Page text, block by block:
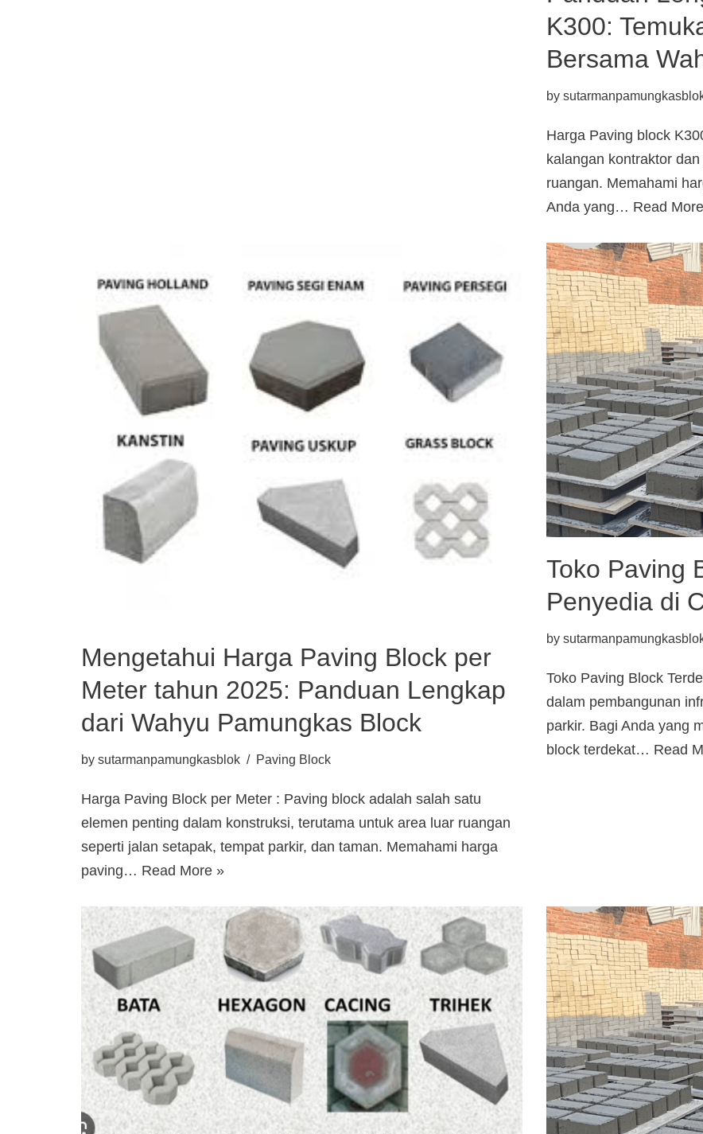
K300:
Bersama
by
Harga Paving block
kalangan kontraktor
ruangan. Memahami
Anda yang… Read
Mengetahui Harga Paving Block per
Meter tahun 2025: Panduan Lengkap
dari Wahyu Pamungkas Block
by sutarmanpamungkasblok Paving Block
Harga Paving Block per Meter : Paving block adalah salah satu
elemen penting dalam konstruksi, terutama untuk area luar ruangan
seperti jalan setapak, tempat parkir, dan taman. Memahami harga
paving… Read More »
Toko Paving
Penyedia di
by
Toko Paving Block
dalam pembangunan
parkir. Bagi Anda yang
block terdekat… Read